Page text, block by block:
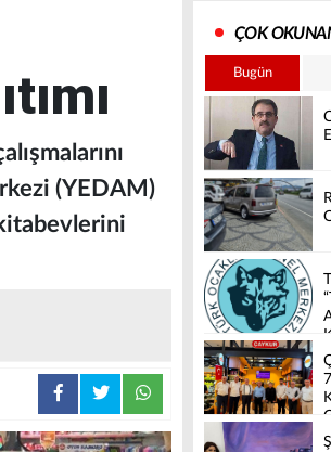
(YEDAM)
ÇOK
Bugün